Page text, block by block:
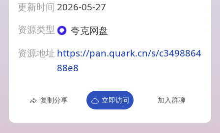
更新时间 2026-05-27
资源类型
夸克网盘
资源地址 https://pan.quark.cn/s/c3498864
88e8
复制分享 立即访问 加入群聊